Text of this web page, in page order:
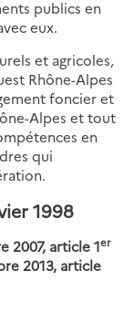
publics en
eux.
et agricoles,
Rhône-Alpes
foncier et
Alpes et tout
en
qui
1998
2007, article 1er
2013, article